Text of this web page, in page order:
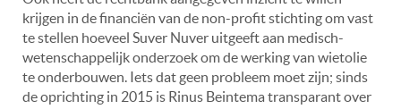
krijgen in de financiën van de non-profit stichting om vast
te stellen hoeveel Suver Nuver uitgeeft aan medisch-
wetenschappelijk onderzoek om de werking van wietolie
te onderbouwen. Iets dat geen probleem moet zijn; sinds
de oprichting in 2015 is Rinus Beintema transparant over